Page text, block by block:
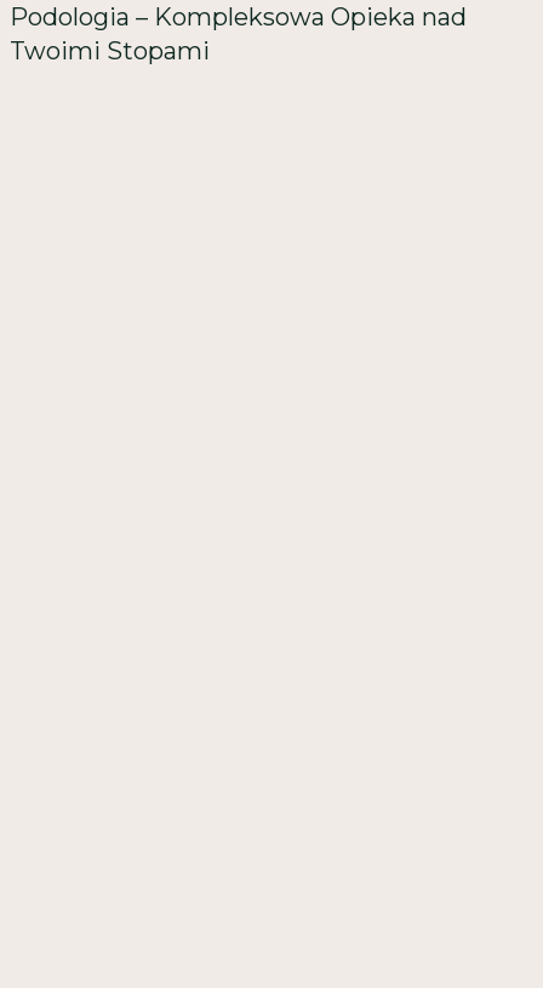
Podologia – Kompleksowa Opieka nad
Twoimi Stopami